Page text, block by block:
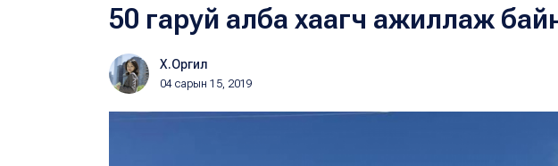
50 гаруй алба хаагч ажиллаж
Х.Оргил
04 сарын 15, 2019